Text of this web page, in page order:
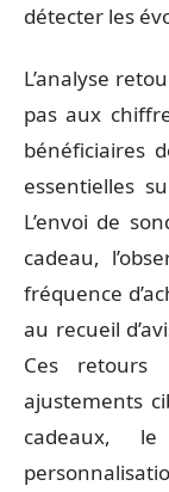
détecter les
L’analyse
pas aux
bénéficiaires
essentielles
L’envoi de
cadeau,
fréquence
au recueil
Ces retours
ajustements
cadeaux,